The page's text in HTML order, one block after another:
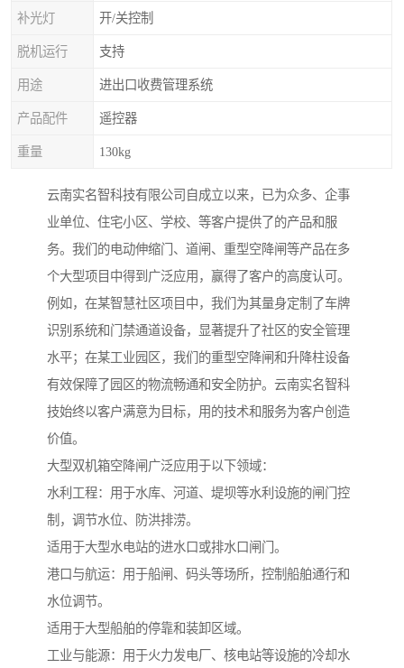
补光灯 开/关控制
脱机运行 支持
用途 进出口收费管理系统
产品配件 遥控器
重量 130kg
云南实名智科技有限公司自成立以来，已为众多、企事
业单位、住宅小区、学校、等客户提供了的产品和服
务。我们的电动伸缩门、道闸、重型空降闸等产品在多
个大型项目中得到广泛应用，赢得了客户的高度认可。
例如，在某智慧社区项目中，我们为其量身定制了车牌
识别系统和门禁通道设备，显著提升了社区的安全管理
水平；在某工业园区，我们的重型空降闸和升降柱设备
有效保障了园区的物流畅通和安全防护。云南实名智科
技始终以客户满意为目标，用的技术和服务为客户创造
价值。
大型双机箱空降闸广泛应用于以下领域：
水利工程：用于水库、河道、堤坝等水利设施的闸门控
制，调节水位、防洪排涝。
适用于大型水电站的进水口或排水口闸门。
港口与航运：用于船闸、码头等场所，控制船舶通行和
水位调节。
适用于大型船舶的停靠和装卸区域。
工业与能源：用于火力发电厂、核电站等设施的冷却水